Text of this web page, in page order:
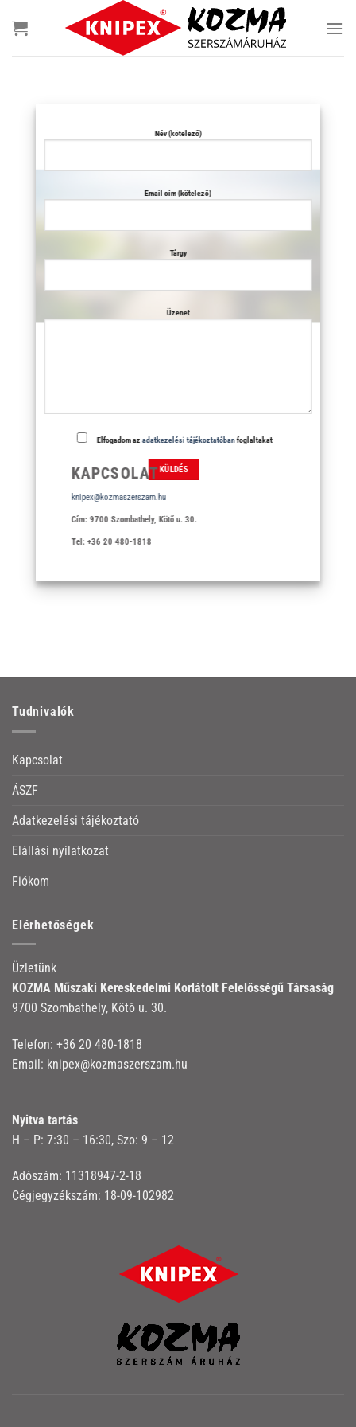
Név (kötelező)
Email cím (kötelező)
Tárgy
Üzenet
Elfogadom azadatkezelési tájékoztatóbanfoglaltakat
KAPCSOLAT
knipex@kozmaszerszam.hu
Cím: 9700 Szombathely, Kötő u. 30.
Tel: +36 20 480-1818
Tudnivalók
Kapcsolat
ÁSZF
Adatkezelési tájékoztató
Elállási nyilatkozat
Fiókom
Elérhetőségek
Üzletünk
KOZMA Műszaki Kereskedelmi Korlátolt Felelősségű Társaság
9700 Szombathely, Kötő u. 30.
Telefon: +36 20 480-1818
Email: knipex@kozmaszerszam.hu
Nyitva tartás
H – P: 7:30 – 16:30, Szo: 9 – 12
Adószám: 11318947-2-18
Cégjegyzékszám: 18-09-102982